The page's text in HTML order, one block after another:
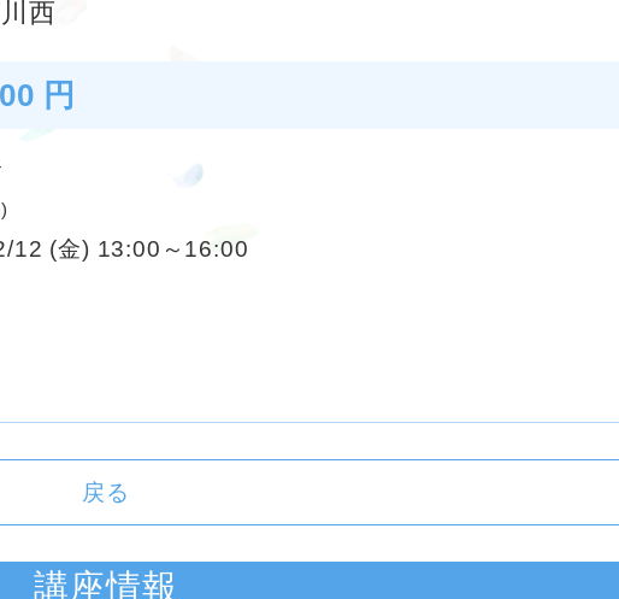
西
円
12 (金) 13:00～16:00
戻る
講座情報